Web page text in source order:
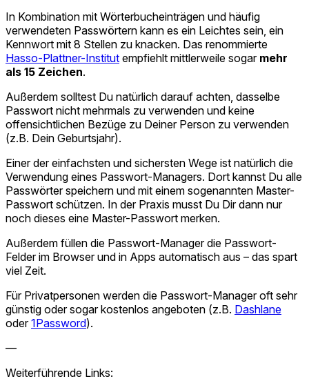
In Kombination mit Wörterbucheinträgen und häufig
verwendeten Passwörtern kann es ein Leichtes sein, ein
Kennwort mit 8 Stellen zu knacken. Das renommierte
Hasso-Plattner-Institut empfiehlt mittlerweile sogar mehr
als 15 Zeichen.
Außerdem solltest Du natürlich darauf achten, dasselbe
Passwort nicht mehrmals zu verwenden und keine
offensichtlichen Bezüge zu Deiner Person zu verwenden
(z.B. Dein Geburtsjahr).
Einer der einfachsten und sichersten Wege ist natürlich die
Verwendung eines Passwort-Managers. Dort kannst Du alle
Passwörter speichern und mit einem sogenannten Master-
Passwort schützen. In der Praxis musst Du Dir dann nur
noch dieses eine Master-Passwort merken.
Außerdem füllen die Passwort-Manager die Passwort-
Felder im Browser und in Apps automatisch aus – das spart
viel Zeit.
Für Privatpersonen werden die Passwort-Manager oft sehr
günstig oder sogar kostenlos angeboten (z.B. Dashlane
oder1Password).
—
Weiterführende Links: